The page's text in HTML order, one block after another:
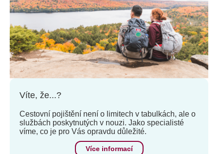
Víte, že...?
Cestovní pojištění není o limitech v tabulkách, ale o
službách poskytnutých v nouzi. Jako specialisté
víme, co je pro Vás opravdu důležité.
Více informací